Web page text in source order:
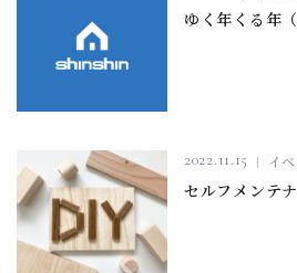
ゆく年くる年（
2022.11.15 イ
セルフメンテ